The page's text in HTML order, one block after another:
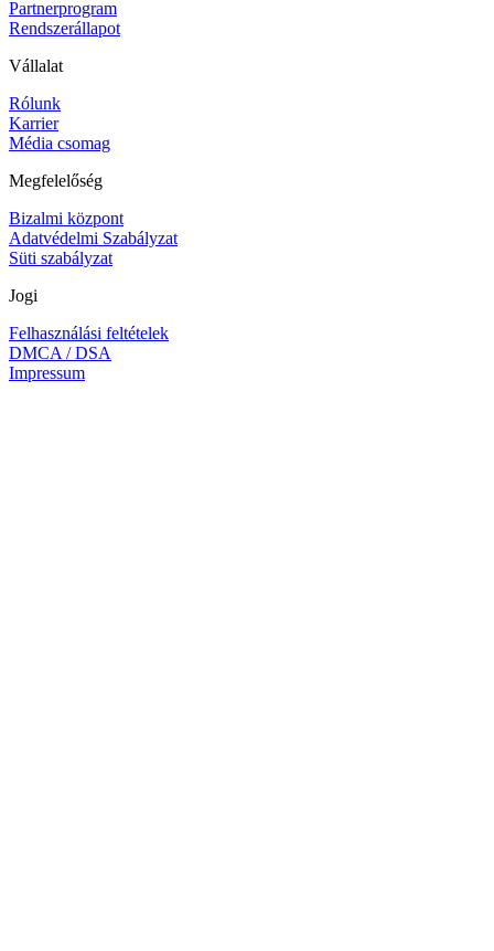
Partnerprogram
Rendszerállapot
Vállalat
Rólunk
Karrier
Média csomag
Megfelelőség
Bizalmi központ
Adatvédelmi Szabályzat
Süti szabályzat
Jogi
Felhasználási feltételek
DMCA / DSA
Impressum